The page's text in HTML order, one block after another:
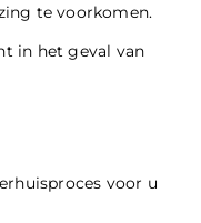
te voorkomen.
in het geval van
voor u